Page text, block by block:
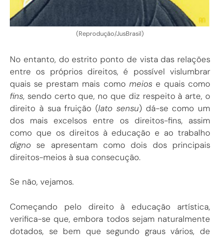
(Reprodução/JusBrasil)
No entanto, do estrito ponto de vista das relações
entre os próprios direitos, é possível vislumbrar
quais se prestam mais como meiose quais como
fins, sendo certo que, no que diz respeito à arte, o
direito à sua fruição (lato sensu) dá-se como um
dos mais excelsos entre os direitos-fins, assim
como que os direitos à educação e ao trabalho
digno se apresentam como dois dos principais
direitos-meios à sua consecução.
Se não, vejamos.
Começando pelo direito à educação artística,
verifica-se que, embora todos sejam naturalmente
dotados, se bem que segundo graus vários, de